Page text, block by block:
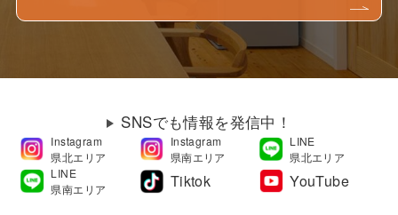
SNSでも情報を発信中！
Instagram
県北エリア
Instagram
県南エリア
LINE
県北エリア
LINE
県南エリア
Tiktok YouTube